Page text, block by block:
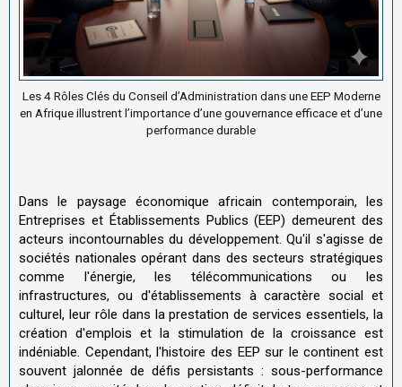
Les 4 Rôles Clés du Conseil d’Administration dans une EEP Moderne
en Afrique illustrent l’importance d’une gouvernance efficace et d’une
performance durable
Dans le paysage économique africain contemporain, les
Entreprises et Établissements Publics (EEP) demeurent des
acteurs incontournables du développement. Qu'il s'agisse de
sociétés nationales opérant dans des secteurs stratégiques
comme l'énergie, les télécommunications ou les
infrastructures, ou d'établissements à caractère social et
culturel, leur rôle dans la prestation de services essentiels, la
création d'emplois et la stimulation de la croissance est
indéniable. Cependant, l'histoire des EEP sur le continent est
souvent jalonnée de défis persistants : sous-performance